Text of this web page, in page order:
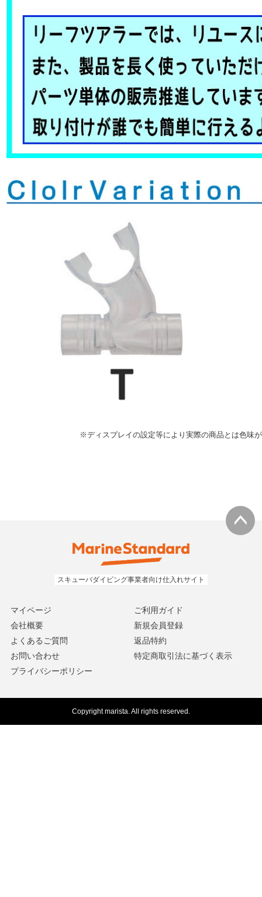
※ディスプレイの設定等により実際の商品とは色味
マイページ
ご利用ガイド
会社概要
新規会員登録
よくあるご質問
返品特約
お問い合わせ
特定商取引法に基づく表示
プライバシーポリシー
Copyright marista. All rights reserved.